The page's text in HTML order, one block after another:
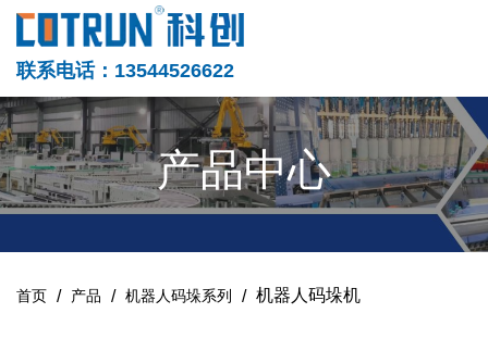
联系电话：13544526622
产品中心
首页 / 产品 / 机器人码垛系列 / 机器人码垛机